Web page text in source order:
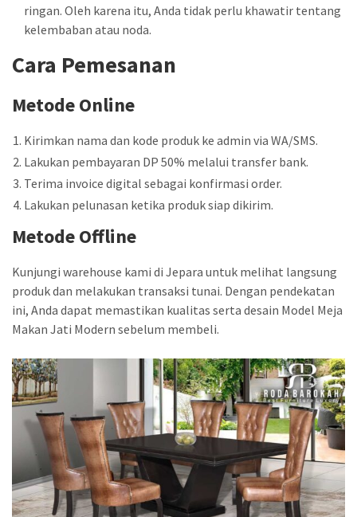
ringan. Oleh karena itu, Anda tidak perlu khawatir tentang
kelembaban atau noda.
Cara Pemesanan
Metode Online
Kirimkan nama dan kode produk ke admin via WA/SMS.
Lakukan pembayaran DP 50% melalui transfer bank.
Terima invoice digital sebagai konfirmasi order.
Lakukan pelunasan ketika produk siap dikirim.
Metode Offline
Kunjungi warehouse kami di Jepara untuk melihat langsung
produk dan melakukan transaksi tunai. Dengan pendekatan
ini, Anda dapat memastikan kualitas serta desain Model Meja
Makan Jati Modern sebelum membeli.